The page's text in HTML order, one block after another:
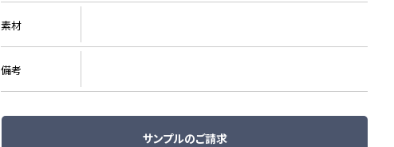
素材
備考
サンプルのご請求